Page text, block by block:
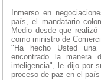
Inmerso en
país, el mandatario
Medio desde que
como ministro de
"Ha hecho Usted
encontrado la manera
inteligencia", le dijo por
proceso de paz en el país